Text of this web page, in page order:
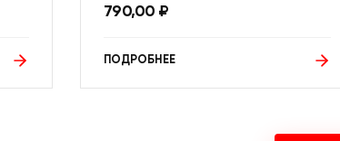
790,00 ₽
ПОДРОБНЕЕ